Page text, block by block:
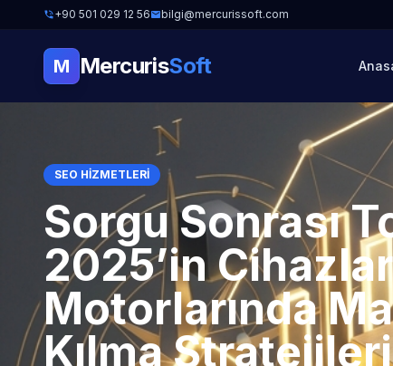
+90 501 029 12 56 bilgi@mercurissoft.com
M MercurisSoft
SEO HIZMETLERI
Sorgu Sonrası
2025’in
Motorlarında
Kılma Stratejileri